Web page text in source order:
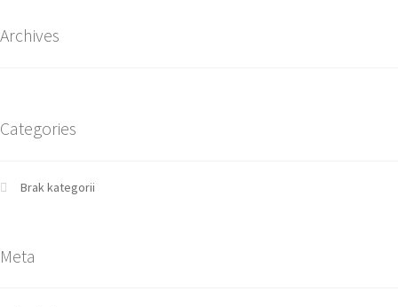
Archives
Categories
Brak kategorii
Meta